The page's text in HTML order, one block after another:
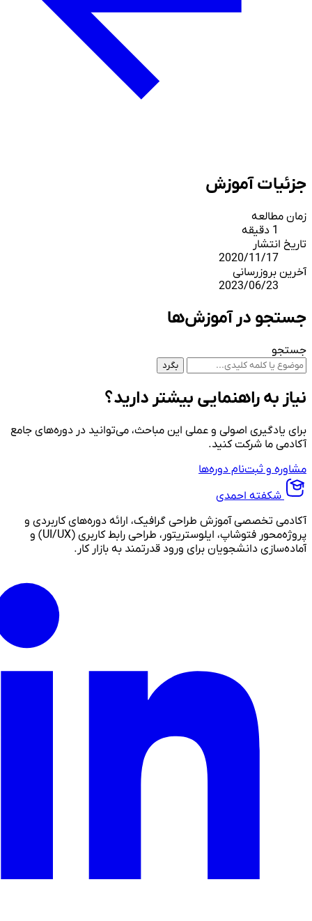
جزئیات آموزش
زمان مطالعه
تاریخ انتشار
2020/11/17
آخرین بروزرسانی
2023/06/23
جستجو در آموزش‌ها
جستجو
بگرد
نیاز به راهنمایی بیشتر دارید؟
برای یادگیری اصولی و عملی این مباحث، می‌توانید در دوره‌های جامع
آکادمی ما شرکت کنید.
مشاوره و ثبت‌نام دوره‌ها
شکفته احمدی
آکادمی تخصصی آموزش طراحی گرافیک، ارائه دوره‌های کاربردی و
پروژه‌محور فتوشاپ، ایلوستریتور، طراحی رابط کاربری (UI/UX) و
آماده‌سازی دانشجویان برای ورود قدرتمند به بازار کار.